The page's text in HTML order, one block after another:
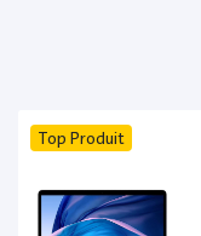
Top Produit